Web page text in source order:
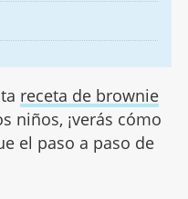
receta de brownie
niños, ¡verás cómo
el paso a paso de